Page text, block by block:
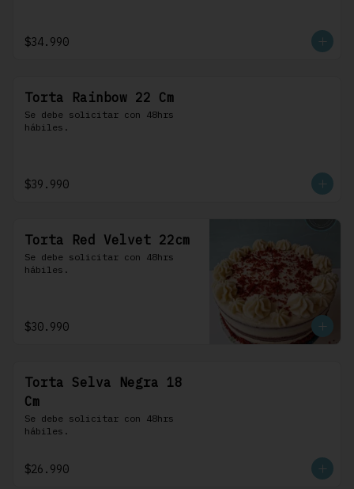
$34.990
Torta Rainbow 22 Cm
Se debe solicitar con 48hrs
hábiles.
$39.990
Torta Red Velvet 22cm
Se debe solicitar con 48hrs
hábiles.
$30.990
Torta Selva Negra 18
Cm
Se debe solicitar con 48hrs
hábiles.
$26.990